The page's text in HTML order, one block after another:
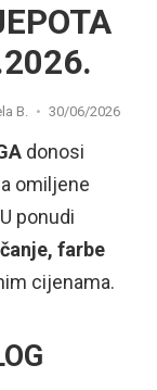
B. 30/06/2026
donosi
omiljene
ponudi
farbe
cijenama.